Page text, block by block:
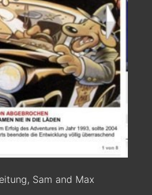
Sam and Max